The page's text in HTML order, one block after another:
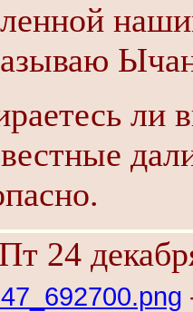
ли
Пт 24